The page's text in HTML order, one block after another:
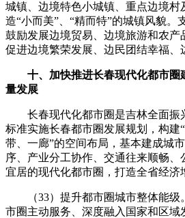
城镇、边境特色小城镇、重点边境村
造“小而美”、“精而特”的城镇风貌。
鼓励发展边境贸易、边境旅游和农产
促进边境繁荣发展、边民团结幸福、
十、加快推进长春现代化都市圈
量发展
长春现代化都市圈是吉林全面振
标准实施长春都市圈发展规划，构建
带、一廊”的空间布局，基本建成城
序、产业分工协作、交通往来顺畅
宜居的现代化都市圈，打造全省经济
（33）提升都市圈城市整体能级
市圈主动服务、深度融入国家和区域